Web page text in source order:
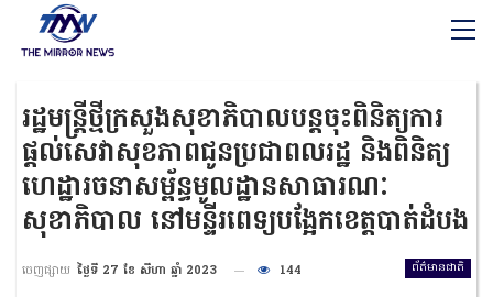
រដ្ឋមន្រ្តីថ្មីក្រសួងសុខាភិបាលបន្តចុះពិនិត្យការ
ផ្តល់សេវាសុខភាពជូនប្រជាពលរដ្ឋ និងពិនិត្យ
ហេដ្ឋារចនាសម្ព័ន្ធមូលដ្ឋានសាធារណៈ
សុខាភិបាល នៅមន្ទីរពេទ្យបង្អែកខេត្តបាត់ដំបង
ព័ត៌មានជាតិ
ចេញផ្សាយ ថ្ងៃទី 27 ខែ សីហា ឆ្នាំ 2023 144